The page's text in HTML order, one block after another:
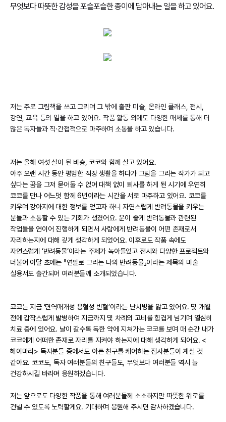
무엇보다 따뜻한 감성을 포슬포슬한 종이에 담아내는 일을 하고 있어요.
저는 주로 그림책을 쓰고 그리며 그 밖에 출판 미술, 온라인 클래스, 전시,
강연, 교육 등의 일을 하고 있어요. 작품 활동 외에도 다양한 매체를 통해 더
많은 독자들과 직·간접적으로 마주하며 소통을 하고 있습니다.
저는 올해 여섯 살이 된 비숑, 코코와 함께 살고 있어요.
아주 오랜 시간 동안 평범한 직장 생활을 하다가 그림을 그리는 작가가 되고
싶다는 꿈을 그저 묻어둘 수 없어 대책 없이 퇴사를 하게 된 시기에 우연히
코코를 만나 어느덧 함께 6년이라는 시간을 서로 마주하고 있어요. 코코를
키우며 강아지에 대한 정보를 얻고자 하니 자연스럽게 반려동물을 키우는
분들과 소통할 수 있는 기회가 생겼어요. 운이 좋게 반려동물과 관련된
작업들을 연이어 진행하게 되면서 사람에게 반려동물이 어떤 존재로서
자리하는지에 대해 깊게 생각하게 되었어요. 이후로도 작품 속에도
자연스럽게 ‘반려동물‘이라는 주제가 녹아들었고 전시와 다양한 프로젝트와
더불어 이달 초에는 『연필로 그리는 나의 반려동물』이라는 제목의 미술
실용서도 출간되어 여러분들께 소개되었습니다.
코코는 지금 ‘면역매개성 용혈성 빈혈’이라는 난치병을 앓고 있어요. 몇 개월
전에 갑작스럽게 발병하여 지금까지 몇 차례의 고비를 힘겹게 넘기며 열심히
치료 중에 있어요. 날이 갈수록 독한 약에 지쳐가는 코코를 보며 매 순간 내가
코코에게 어떠한 존재로 자리를 지켜야 하는지에 대해 생각하게 되어요. <
헤이마리> 독자분들 중에서도 아픈 친구를 케어하는 집사분들이 계실 것
같아요. 코코도, 독자 여러분들의 친구들도, 무엇보다 여러분들 역시 늘
건강하시길 바라며 응원하겠습니다.
저는 앞으로도 다양한 작품을 통해 여러분들께 소소하지만 따뜻한 위로를
건넬 수 있도록 노력할게요. 기대하며 응원해 주시면 감사하겠습니다.